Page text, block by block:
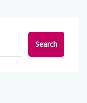
Search